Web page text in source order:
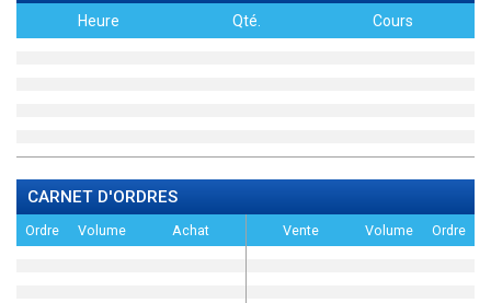
Heure Qté. Cours
CARNET D'ORDRES
Ordre Volume Achat Vente Volume Ordre